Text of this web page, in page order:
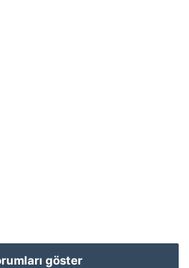
göster